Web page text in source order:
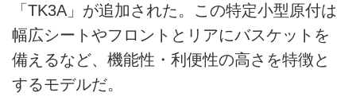
テクノロジー
このメディアについて
運営会社
「TK3A」が追加された。この特定小型原付は
幅広シートやフロントとリアにバスケットを
備えるなど、機能性・利便性の高さを特徴と
するモデルだ。